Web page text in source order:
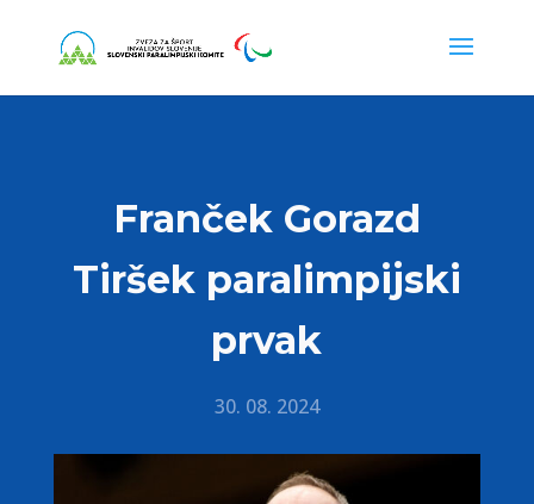
Franček Gorazd
Tiršek paralimpijski
prvak
30. 08. 2024